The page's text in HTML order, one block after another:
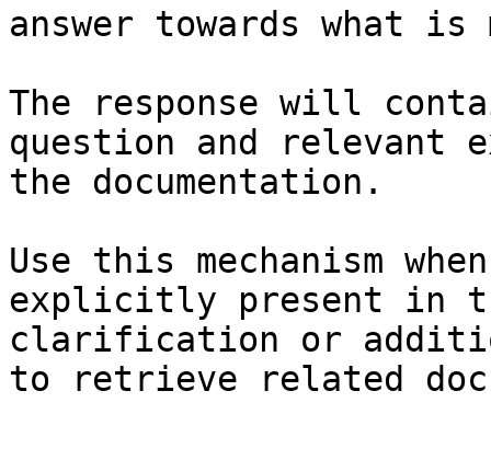
answer towards what
The response will
question and relevant
the documentation.
Use this mechanism
explicitly present in
clarification or